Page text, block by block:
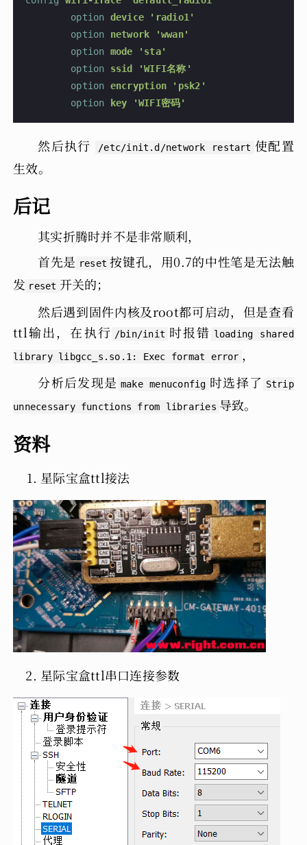
        option
device 'radio1'
        option
network 'wwan'
        option
mode 'sta'
        option
ssid 'WIFI名称'
        option
encryption 'psk2'
        option
key 'WIFI密码'
然后执行 /etc/init.d/network restart 使配置
生效。
后记
其实折腾时并不是非常顺利，
首先是 reset 按键孔，用0.7的中性笔是无法触
发 reset 开关的；
然后遇到固件内核及root都可启动，但是查看
ttl输出，在执行 /bin/init 时报错 loading shared
library libgcc_s.so.1: Exec format error ，
分析后发现是 make menuconfig 时选择了 Strip
unnecessary functions from libraries 导致。
资料
星际宝盒ttl接法
星际宝盒ttl串口连接参数